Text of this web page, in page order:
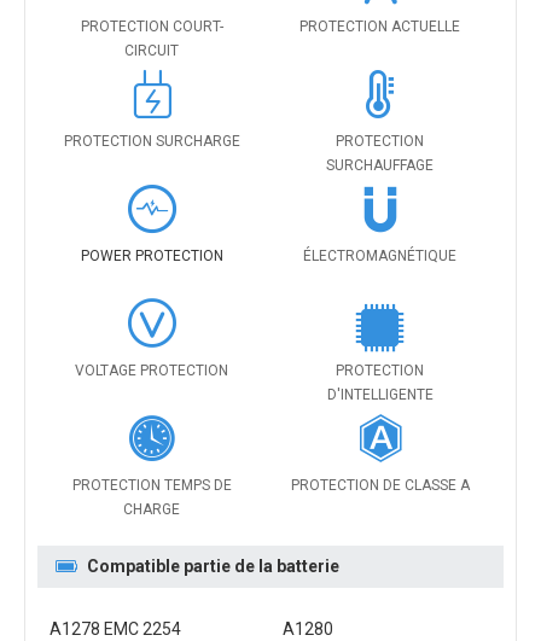
PROTECTION COURT-
CIRCUIT
PROTECTION ACTUELLE
PROTECTION SURCHARGE
PROTECTION
SURCHAUFFAGE
POWER PROTECTION ÉLECTROMAGNÉTIQUE
VOLTAGE PROTECTION
PROTECTION
D'INTELLIGENTE
PROTECTION TEMPS DE
CHARGE
PROTECTION DE CLASSE A
Compatible partie de la batterie
A1278 EMC 2254 A1280